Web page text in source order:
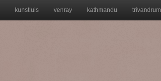
kunstluis venray kathmandu trivandrum